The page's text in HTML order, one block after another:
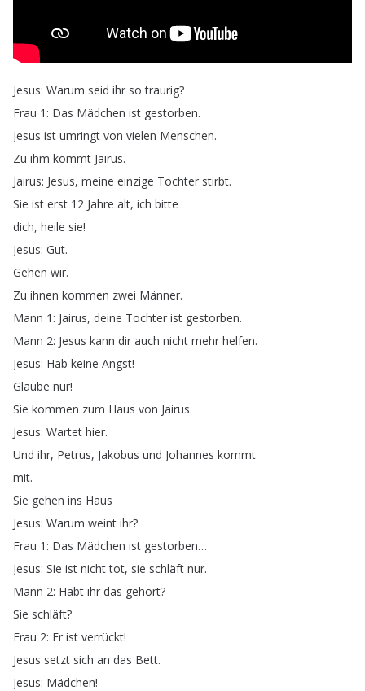
Jesus: Warum seid ihr so traurig?
Frau 1: Das Mädchen ist gestorben.
Jesus ist umringt von vielen Menschen.
Zu ihm kommt Jairus.
Jairus: Jesus, meine einzige Tochter stirbt.
Sie ist erst 12 Jahre alt, ich bitte
dich, heile sie!
Jesus: Gut.
Gehen wir.
Zu ihnen kommen zwei Männer.
Mann 1: Jairus, deine Tochter ist gestorben.
Mann 2: Jesus kann dir auch nicht mehr helfen.
Jesus: Hab keine Angst!
Glaube nur!
Sie kommen zum Haus von Jairus.
Jesus: Wartet hier.
Und ihr, Petrus, Jakobus und Johannes kommt
mit.
Sie gehen ins Haus
Jesus: Warum weint ihr?
Frau 1: Das Mädchen ist gestorben…
Jesus: Sie ist nicht tot, sie schläft nur.
Mann 2: Habt ihr das gehört?
Sie schläft?
Frau 2: Er ist verrückt!
Jesus setzt sich an das Bett.
Jesus: Mädchen!